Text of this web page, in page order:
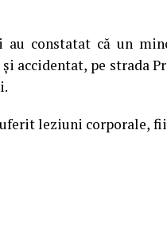
constatat că un
accidentat, pe strada
leziuni corporale,